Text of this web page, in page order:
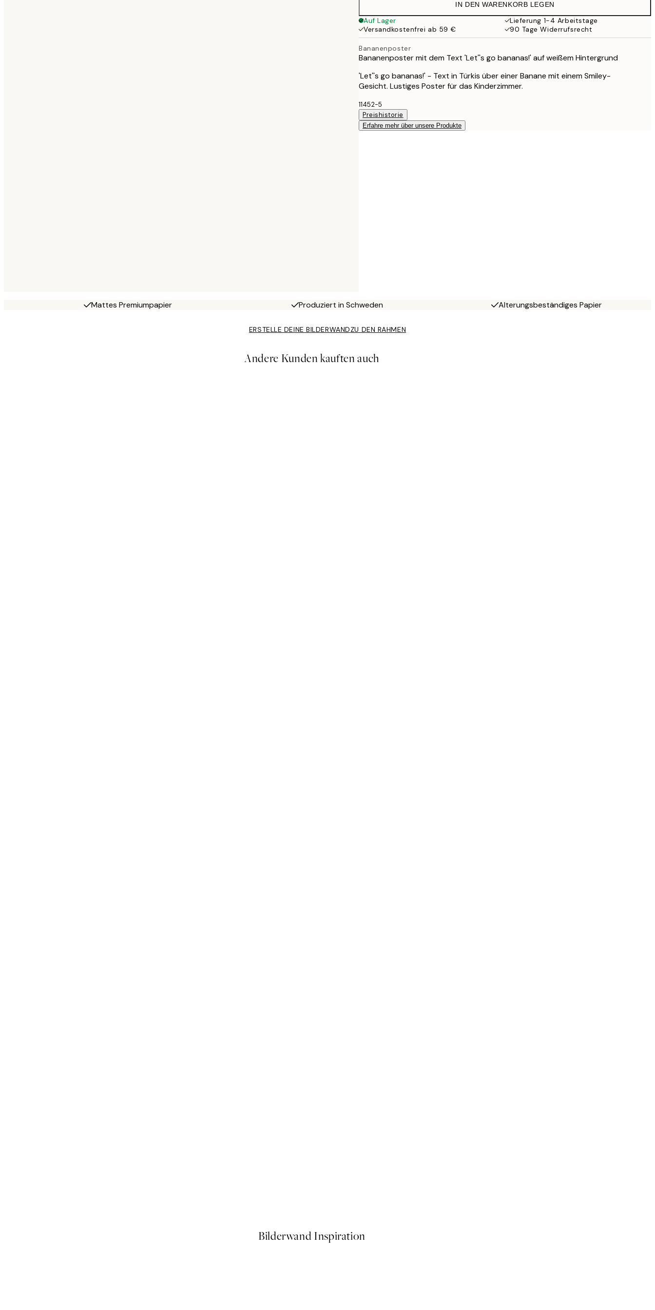
IN DEN WARENKORB LEGEN
Auf Lager
Lieferung 1-4 Arbeitstage
Versandkostenfrei ab 59 €
90 Tage Widerrufsrecht
Bananenposter
Bananenposter mit dem Text 'Let''s go bananas!' auf weißem Hintergrund
'Let''s go bananas!' - Text in Türkis über einer Banane mit einem Smiley-
Gesicht. Lustiges Poster für das Kinderzimmer.
11452-5
Preishistorie
Erfahre mehr über unsere Produkte
Mattes Premiumpapier Produziert in Schweden Alterungsbeständiges Papier
ERSTELLE DEINE BILDERWANDZU DEN RAHMEN
Andere Kunden kauften auch
Bilderwand Inspiration